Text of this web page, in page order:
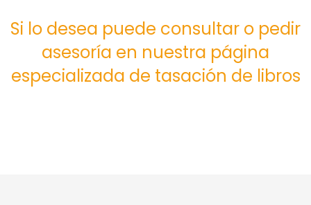
Si lo desea puede consultar o pedir
asesoría en nuestra página
especializada de tasación de libros